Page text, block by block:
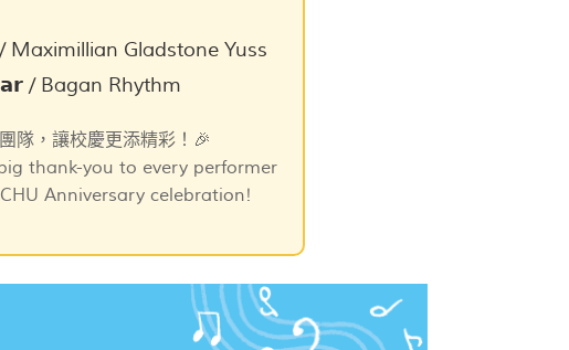
Gladstone Yuss
/ Bagan Rhythm
隊，讓校慶更添精彩！🎉
thank-you to every performer
Anniversary celebration!